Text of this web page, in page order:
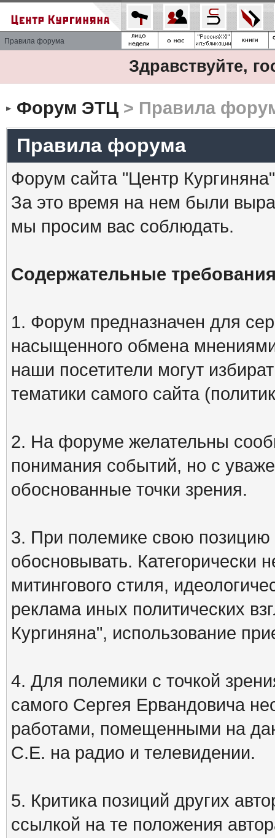
Правила форума
Здравствуйте,
Форум ЭТЦ> Правила
Правила форума
Форум сайта "Центр
За это время на нем были
мы просим вас соблюдать.
Содержательные
1. Форум предназначен для
насыщенного обмена
наши посетители могут
тематики самого сайта
2. На форуме желательны
понимания событий, но с
обоснованные точки зрения.
3. При полемике свою
обосновывать. Категорически
митингового стиля,
реклама иных политических
Кургиняна", использование
4. Для полемики с точкой
самого Сергея Ервандовича
работами, помещенными на
С.Е. на радио и телевидении.
5. Критика позиций других
ссылкой на те положения